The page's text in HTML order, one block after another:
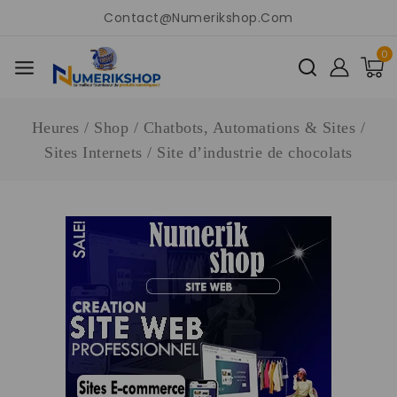
Contact@numerikshop.com
0
Heures / Shop / Chatbots, Automations & Sites /
Sites Internets / Site d’industrie de chocolats